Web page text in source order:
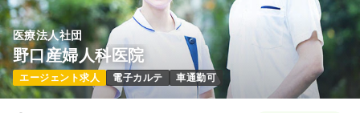
医療法人社団
野口産婦人科医院
エージェント求人 電子カルテ 車通勤可